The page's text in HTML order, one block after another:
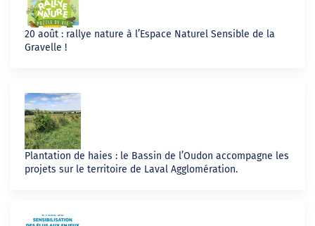
20 août : rallye nature à l’Espace Naturel Sensible de la
Gravelle !
Plantation de haies : le Bassin de l’Oudon accompagne les
projets sur le territoire de Laval Agglomération.